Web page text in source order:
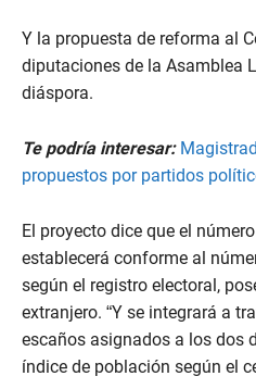
Y la propuesta de reforma al
diputaciones de la Asamblea
diáspora.
Te podría interesar:
propuestos por partidos
El proyecto dice que el
establecerá conforme al
según el registro electoral,
extranjero. “Y se integrará a
escaños asignados a los dos
índice de población según el